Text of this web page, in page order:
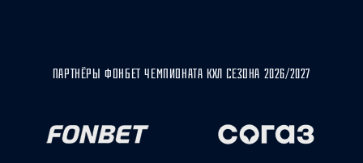
ПАРТНЁРЫ ФОНБЕТ ЧЕМПИОНАТА КХЛ СЕЗОНА 2026/2027